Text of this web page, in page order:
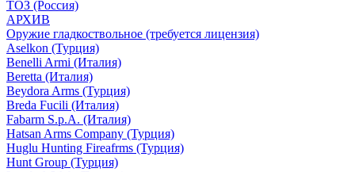
ТОЗ (Россия)
АРХИВ
Оружие гладкоствольное (требуется лицензия)
Aselkon (Турция)
Benelli Armi (Италия)
Beretta (Италия)
Beydora Arms (Турция)
Breda Fucili (Италия)
Fabarm S.p.A. (Италия)
Hatsan Arms Company (Турция)
Huglu Hunting Fireafrms (Турция)
Hunt Group (Турция)